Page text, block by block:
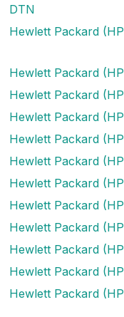
DTN
Hewlett Packard
Hewlett Packard
Hewlett Packard
Hewlett Packard
Hewlett Packard
Hewlett Packard
Hewlett Packard
Hewlett Packard
Hewlett Packard
Hewlett Packard
Hewlett Packard
Hewlett Packard